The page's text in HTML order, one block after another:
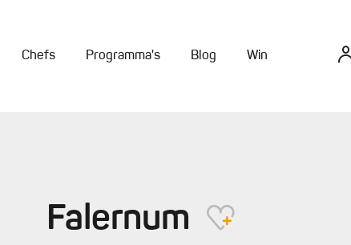
Chefs Programma's Blog Win
Falernum